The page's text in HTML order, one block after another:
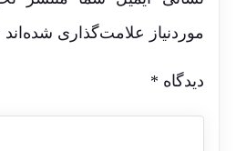
موردنیاز علامت‌گذاری شده‌اند
دیدگاه *